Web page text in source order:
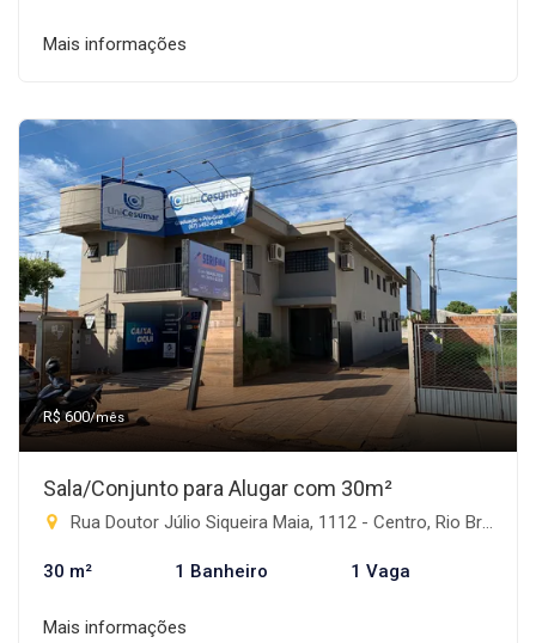
Mais informações
R$ 600/mês
Sala/Conjunto para Alugar com 30m²
Rua Doutor Júlio Siqueira Maia, 1112 - Centro, Rio Brilhante-MS
30 m² 1 Banheiro 1 Vaga
Mais informações